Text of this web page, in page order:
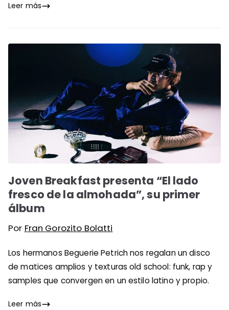
Leer más
Joven Breakfast presenta “El lado
fresco de la almohada”, su primer
álbum
Por Fran Gorozito Bolatti
Los hermanos Beguerie Petrich nos regalan un disco
de matices amplios y texturas old school: funk, rap y
samples que convergen en un estilo latino y propio.
Leer más